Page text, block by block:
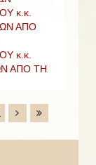
κ.κ.
ΑΠΟ
κ.κ.
ΑΠΟ ΤΗ